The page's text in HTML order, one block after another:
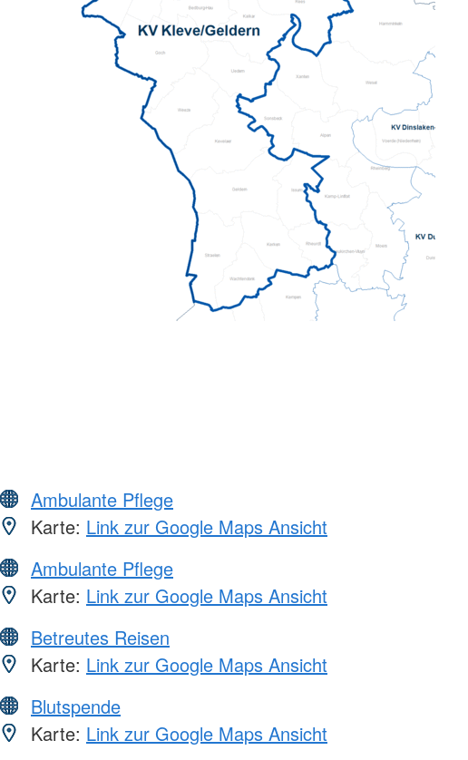
Ambulante Pflege
Karte: Link zur Google Maps Ansicht
Ambulante Pflege
Karte: Link zur Google Maps Ansicht
Betreutes Reisen
Karte: Link zur Google Maps Ansicht
Blutspende
Karte: Link zur Google Maps Ansicht